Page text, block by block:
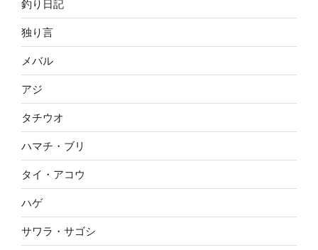
釣り日記
独り言
メバル
アジ
タチウオ
ハマチ・ブリ
タイ・アコウ
ハゲ
サワラ・サゴシ